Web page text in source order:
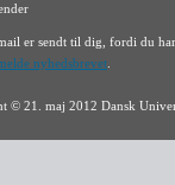
er sendt til dig, fordi du
nyhedsbrevet
© 21. maj 2012 Dansk